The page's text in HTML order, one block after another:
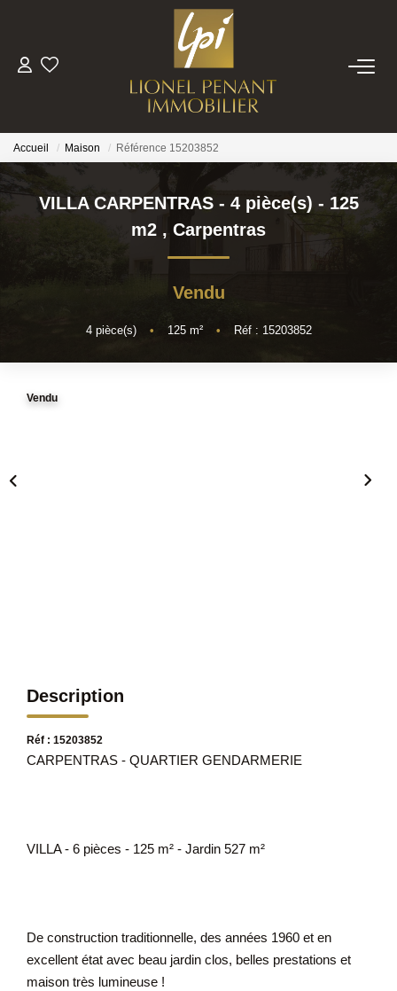
VENTES
PRESTIGE
BIENS VENDUS
NOTRE EQUIPE
Accueil Maison Référence 15203852
VILLA CARPENTRAS - 4 pièce(s) - 125
m2 , Carpentras
Vendu
4pièce(s) • 125m² • Réf : 15203852
Vendu
Description
Réf : 15203852
CARPENTRAS - QUARTIER GENDARMERIE
VILLA - 6 pièces - 125 m² - Jardin 527 m²
De construction traditionnelle, des années 1960 et en
excellent état avec beau jardin clos, belles prestations et
maison très lumineuse !